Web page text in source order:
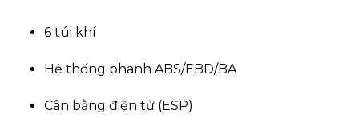
6 túi khí
Hệ thống phanh ABS/EBD/BA
Cân bằng điện tử (ESP)